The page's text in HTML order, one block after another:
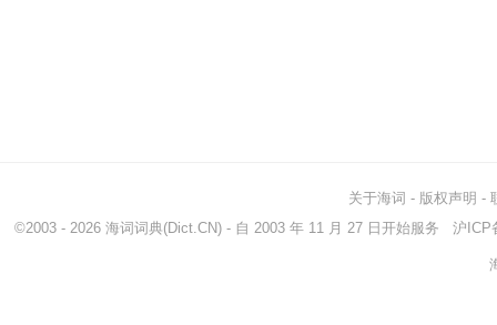
关于海词 - 版权声明 -
©2003 - 2026 海词词典(Dict.CN) - 自 2003 年 11 月 27 日开始服务 沪ICP